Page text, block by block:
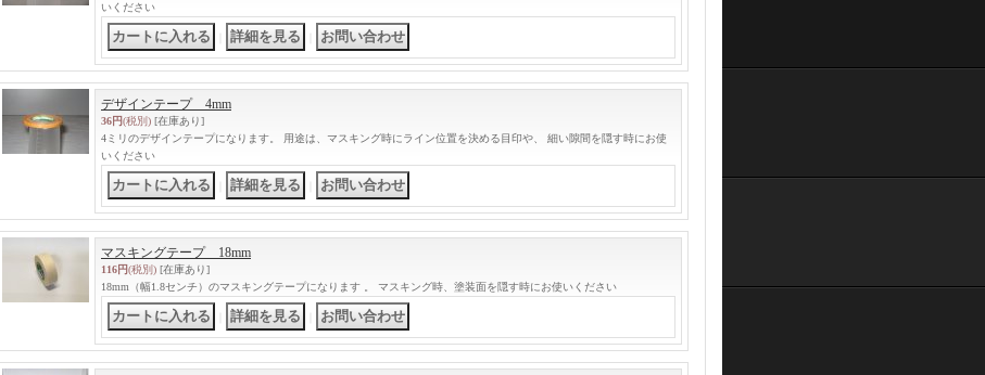
いください
デザインテープ 4mm
36円(税別) [在庫あり]
4ミリのデザインテープになります。 用途は、マスキング時にライン位置を決める目印や、 細い隙間を隠す時にお使
いください
マスキングテープ 18mm
116円(税別) [在庫あり]
18mm（幅1.8センチ）のマスキングテープになります 。 マスキング時、塗装面を隠す時にお使いください